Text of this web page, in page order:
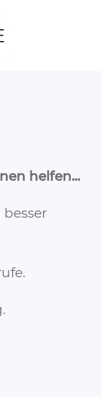
helfen...